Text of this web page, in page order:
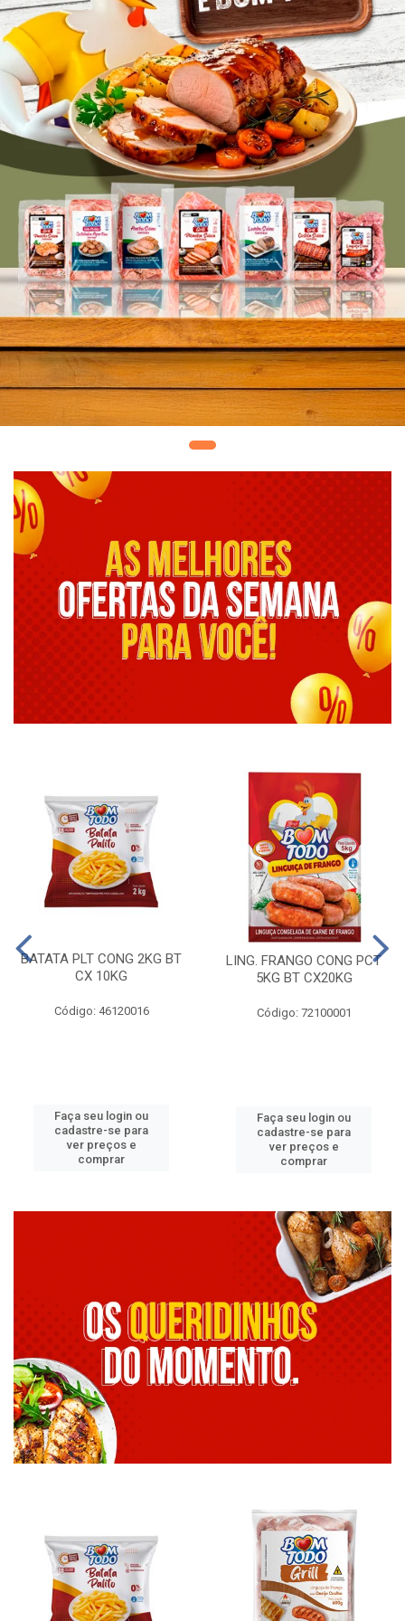
BATATA PLT CONG 2KG BT
CX 10KG
Código: 46120016
Faça seu login ou
cadastre-se para
ver preços e
comprar
LING. FRANGO CONG PCT
5KG BT CX20KG
Código: 72100001
Faça seu login ou
cadastre-se para
ver preços e
comprar